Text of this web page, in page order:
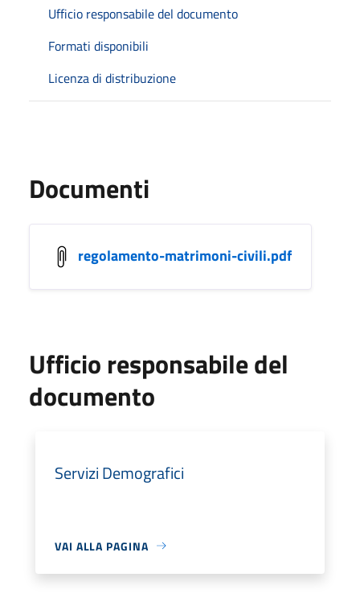
Ufficio responsabile del documento
Formati disponibili
Licenza di distribuzione
Documenti
regolamento-matrimoni-civili.pdf
Ufficio responsabile del
documento
Servizi Demografici
VAI ALLA PAGINA